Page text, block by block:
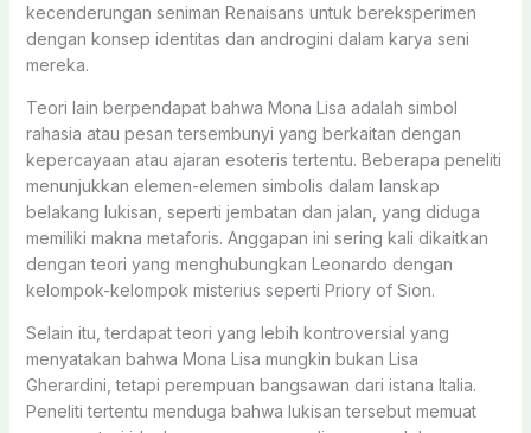
kecenderungan seniman Renaisans untuk bereksperimen
dengan konsep identitas dan androgini dalam karya seni
mereka.
Teori lain berpendapat bahwa Mona Lisa adalah simbol
rahasia atau pesan tersembunyi yang berkaitan dengan
kepercayaan atau ajaran esoteris tertentu. Beberapa peneliti
menunjukkan elemen-elemen simbolis dalam lanskap
belakang lukisan, seperti jembatan dan jalan, yang diduga
memiliki makna metaforis. Anggapan ini sering kali dikaitkan
dengan teori yang menghubungkan Leonardo dengan
kelompok-kelompok misterius seperti Priory of Sion.
Selain itu, terdapat teori yang lebih kontroversial yang
menyatakan bahwa Mona Lisa mungkin bukan Lisa
Gherardini, tetapi perempuan bangsawan dari istana Italia.
Peneliti tertentu menduga bahwa lukisan tersebut memuat